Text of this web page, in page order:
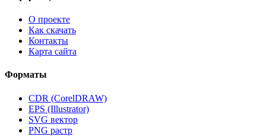
О проекте
Как скачать
Контакты
Карта сайта
Форматы
CDR (CorelDRAW)
EPS (Illustrator)
SVG вектор
PNG растр